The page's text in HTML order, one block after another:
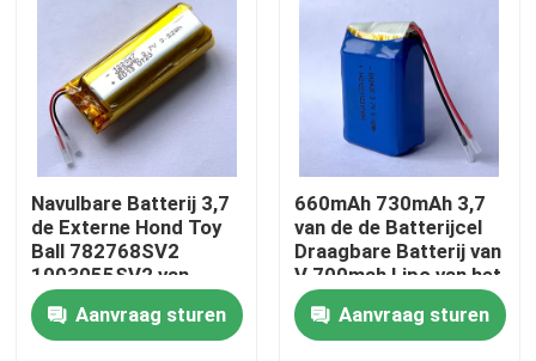
Thuis
Producten
Navulbare Batterij 3,7
de Externe Hond Toy
Ball 782768SV2
1003055SV2 van
1900mAh 2550mAh
1700mAh Lipo van V
10C 15C Usb
Aanvraag sturen
660mAh 730mAh 3,7
van de de Batterijcel
Draagbare Batterij van
V 700mah Lipo van het
de Machtspak het
Speelgoedbatterij
Aanvraag sturen